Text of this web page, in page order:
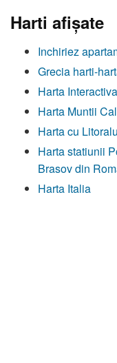
Harti afişate
Inchiriez
Grecia harti-
Harta
Harta Muntii
Harta cu
Harta statiunii
Brasov din
Harta Italia